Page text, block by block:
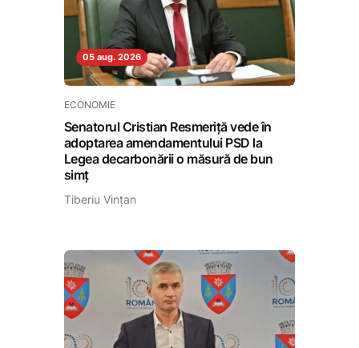
05 aug. 2026
ECONOMIE
Senatorul Cristian Resmeriță vede în
adoptarea amendamentului PSD la
Legea decarbonării o măsură de bun
simț
Tiberiu Vințan